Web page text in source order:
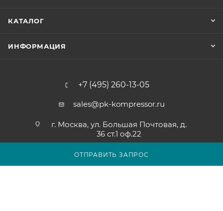
ОТПРАВИТЬ ЗАПРОС
КАТАЛОГ
ИНФОРМАЦИЯ
+7 (495) 260-13-05
sales@pk-kompressor.ru
г. Москва, ул. Большая Почтовая, д.
36 ст.1 оф.22